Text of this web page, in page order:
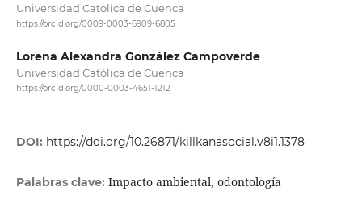
Universidad Catolica de Cuenca
https://orcid.org/0009-0003-6909-6805
Lorena Alexandra González Campoverde
Universidad Católica de Cuenca
https://orcid.org/0000-0003-4651-1212
DOI: https://doi.org/10.26871/killkanasocial.v8i1.1378
Palabras clave: Impacto ambiental, odontología